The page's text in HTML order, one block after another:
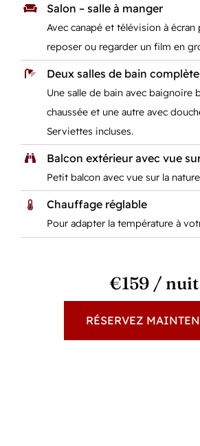
Salon – salle à manger
Avec canapé et télévision à
reposer ou regarder un film en
Deux salles de bain
Une salle de bain avec baignoire
chaussée et une autre avec
Serviettes incluses.
Balcon extérieur avec vue
Petit balcon avec vue sur la
Chauffage réglable
Pour adapter la température à
€159 / nuit
RÉSERVEZ